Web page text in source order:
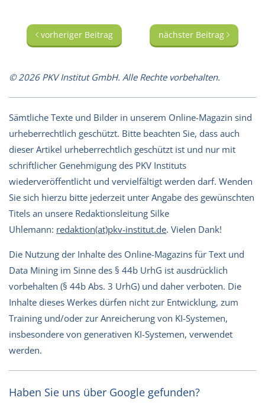
vorheriger Beitrag nächster Beitrag
© 2026 PKV Institut GmbH. Alle Rechte vorbehalten.
Sämtliche Texte und Bilder in unserem Online-Magazin sind
urheberrechtlich geschützt. Bitte beachten Sie, dass auch
dieser Artikel urheberrechtlich geschützt ist und nur mit
schriftlicher Genehmigung des PKV Instituts
wiederveröffentlicht und vervielfältigt werden darf. Wenden
Sie sich hierzu bitte jederzeit unter Angabe des gewünschten
Titels an unsere Redaktionsleitung Silke
Uhlemann: redaktion(at)pkv-institut.de. Vielen Dank!
Die Nutzung der Inhalte des Online-Magazins für Text und
Data Mining im Sinne des § 44b UrhG ist ausdrücklich
vorbehalten (§ 44b Abs. 3 UrhG) und daher verboten. Die
Inhalte dieses Werkes dürfen nicht zur Entwicklung, zum
Training und/oder zur Anreicherung von KI-Systemen,
insbesondere von generativen KI-Systemen, verwendet
werden.
Haben Sie uns über Google gefunden?